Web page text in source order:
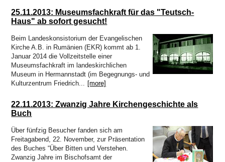
25.11.2013: Museumsfachkraft für das "Teutsch-
Haus" ab sofort gesucht!
Beim Landeskonsistorium der Evangelischen
Kirche A.B. in Rumänien (EKR) kommt ab 1.
Januar 2014 die Vollzeitstelle einer
Museumsfachkraft im landeskirchlichen
Museum in Hermannstadt (im Begegnungs- und
Kulturzentrum Friedrich... [more]
22.11.2013: Zwanzig Jahre Kirchengeschichte als
Buch
Über fünfzig Besucher fanden sich am
Freitagabend, 22. November, zur Präsentation
des Buches “Über Bitten und Verstehen.
Zwanzig Jahre im Bischofsamt der